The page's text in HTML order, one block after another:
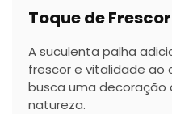
Toque de Frescor
A suculenta palha
frescor e vitalidade ao
busca uma decoração
natureza.